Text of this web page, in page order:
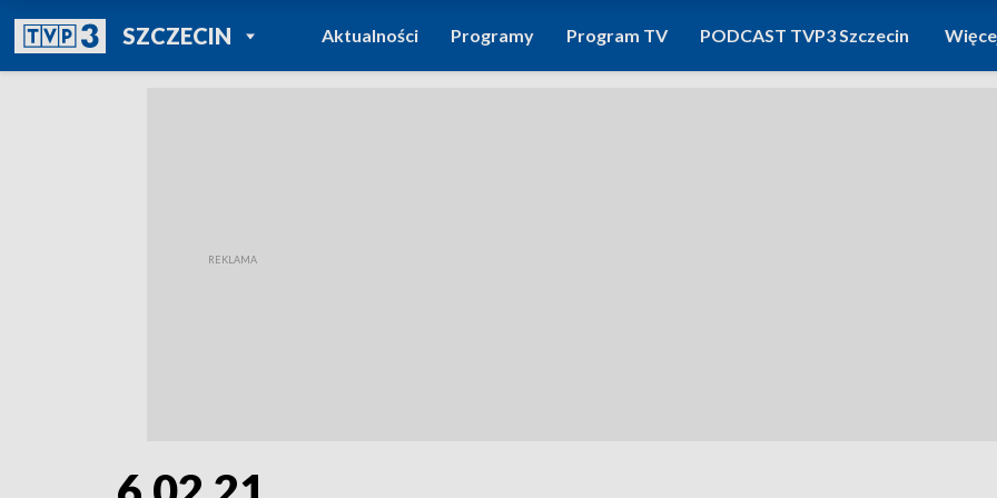
SZCZECINPOWRÓT DO
TVP REGIONY
Aktualności Programy Program TV PODCAST TVP3 Szczecin